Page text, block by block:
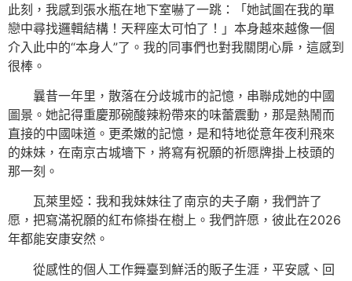
此刻，我感到張水瓶在地下室嚇了一跳：「她試圖在我的單
戀中尋找邏輯結構！天秤座太可怕了！」本身越來越像一個
介入此中的“本身人”了。我的同事們也對我關閉心扉，這感到
很棒。
曩昔一年里，散落在分歧城市的記憶，串聯成她的中國
圖景。她記得重慶那碗酸辣粉帶來的味蕾震動，那是熱鬧而
直接的中國味道。更柔嫩的記憶，是和特地從意年夜利飛來
的妹妹，在南京古城墻下，將寫有祝願的祈愿牌掛上枝頭的
那一刻。
瓦萊里婭：我和我妹妹往了南京的夫子廟，我們許了
愿，把寫滿祝願的紅布條掛在樹上。我們許愿，彼此在2026
年都能安康安然。
從感性的個人工作舞臺到鮮活的販子生涯，平安感、回